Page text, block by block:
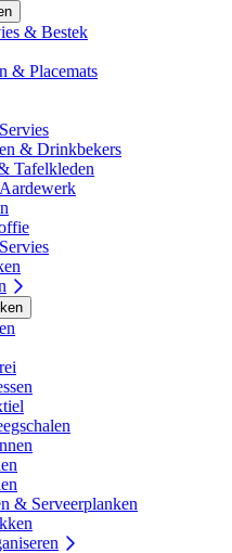
& Bestek
& Placemats
& Drinkbekers
Tafelkleden
& Serveerplanken